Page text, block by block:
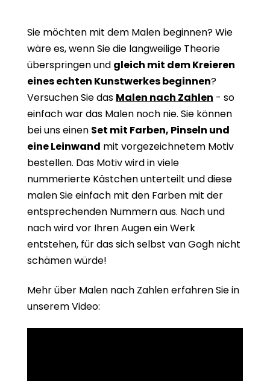
Sie möchten mit dem Malen beginnen? Wie
wäre es, wenn Sie die langweilige Theorie
überspringen und gleich mit dem Kreieren
eines echten Kunstwerkes beginnen?
Versuchen Sie das Malen nach Zahlen - so
einfach war das Malen noch nie. Sie können
bei uns einen Set mit Farben, Pinseln und
eine Leinwand mit vorgezeichnetem Motiv
bestellen. Das Motiv wird in viele
nummerierte Kästchen unterteilt und diese
malen Sie einfach mit den Farben mit der
entsprechenden Nummern aus. Nach und
nach wird vor Ihren Augen ein Werk
entstehen, für das sich selbst van Gogh nicht
schämen würde!
Mehr über Malen nach Zahlen erfahren Sie in
unserem Video: